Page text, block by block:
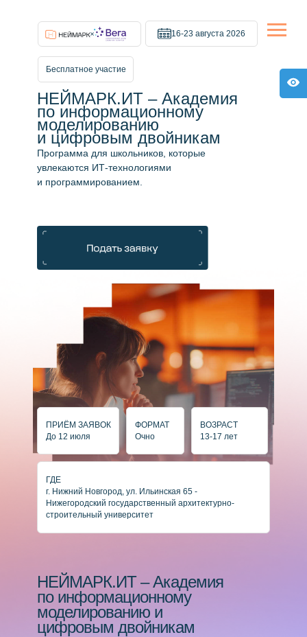
16-23 августа 2026
Бесплатное участие
ГДЕ
г. Нижний Новгород, ул. Ильинская 65 -
Нижегородский государственный архитектурно-
строительный университет
ПРИЁМ ЗАЯВОК
До 12 июля
ФОРМАТ
Очно
ВОЗРАСТ
13-17 лет
НЕЙМАРК.ИТ – Академия
по информационному
моделированию
и цифровым двойникам
Программа для школьников, которые
увлекаются ИТ-технологиями
и программированием.
НЕЙМАРК.ИТ – Академия
по информационному
моделированию и
цифровым двойникам